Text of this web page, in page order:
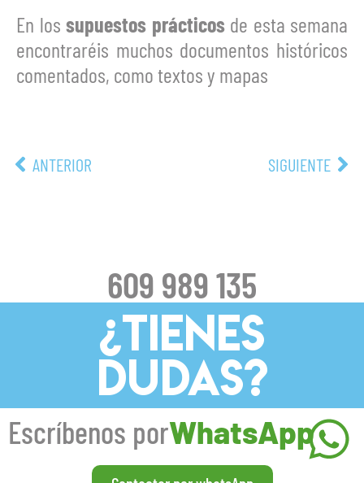
En los supuestos prácticosde esta semana
encontraréis muchos documentos históricos
comentados, como textos y mapas
ANTERIOR SIGUIENTE
609 989 135
¿TIENES
DUDAS?
Escríbenos porWhatsApp